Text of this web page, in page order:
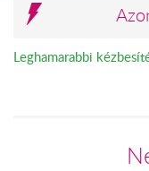
Leghamarabbi